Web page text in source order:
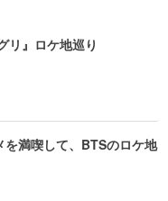
』ロケ地巡り
を満喫して、BTSのロケ地